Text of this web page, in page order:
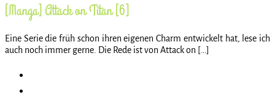
[Manga] Attack on Titan [6]
Eine Serie die früh schon ihren eigenen Charm entwickelt hat, lese ich
auch noch immer gerne. Die Rede ist von Attack on […]